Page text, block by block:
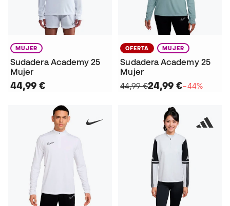
MUJER
Sudadera Academy 25
Mujer
44,99 €
OFERTA MUJER
Sudadera Academy 25
Mujer
44,99 €24,99 €−44%